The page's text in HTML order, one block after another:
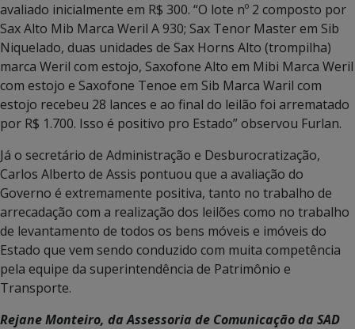
avaliado inicialmente em R$ 300. “O lote nº 2 composto por
Sax Alto Mib Marca Weril A 930; Sax Tenor Master em Sib
Niquelado, duas unidades de Sax Horns Alto (trompilha)
marca Weril com estojo, Saxofone Alto em Mibi Marca Weril
com estojo e Saxofone Tenoe em Sib Marca Waril com
estojo recebeu 28 lances e ao final do leilão foi arrematado
por R$ 1.700. Isso é positivo pro Estado” observou Furlan.
Já o secretário de Administração e Desburocratização,
Carlos Alberto de Assis pontuou que a avaliação do
Governo é extremamente positiva, tanto no trabalho de
arrecadação com a realização dos leilões como no trabalho
de levantamento de todos os bens móveis e imóveis do
Estado que vem sendo conduzido com muita competência
pela equipe da superintendência de Patrimônio e
Transporte.
Rejane Monteiro, da Assessoria de Comunicação da SAD